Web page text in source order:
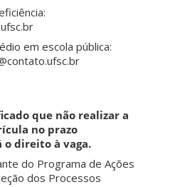
em escola pública:
que não realizar a
no prazo
direito à vaga.
do Programa de Ações
dos Processos